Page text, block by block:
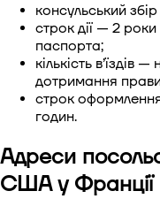
консульський
строк дії — 2
паспорта;
кількість
дотримання
строк
годин.
Адреси
США у Франції